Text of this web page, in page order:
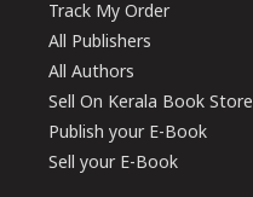
Track My Order
All Publishers
All Authors
Sell On Kerala Book Store
Publish your E-Book
Sell your E-Book